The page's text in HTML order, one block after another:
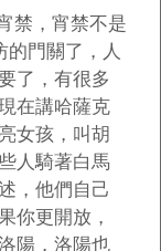
禁，宵禁不是
的門關了，人
了，有很多
在講哈薩克
女孩，叫胡
人騎著白馬
，他們自己
你更開放，
陽，洛陽也